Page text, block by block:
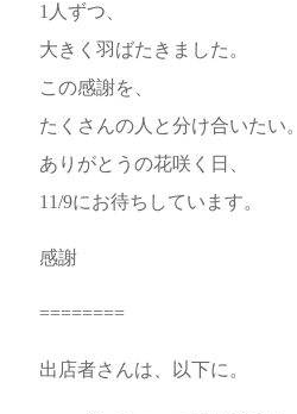
1人ずつ、
大きく羽ばたきました。
この感謝を、
たくさんの人と分け合いたい。
ありがとうの花咲く日、
11/9にお待ちしています。
感謝
========
出店者さんは、以下に。